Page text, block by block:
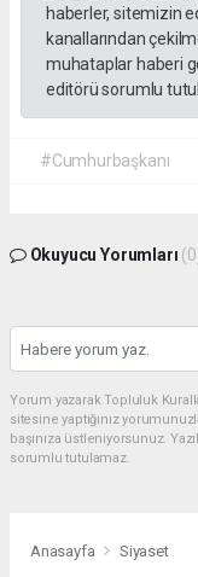
haberler, sitemizin
kanallarından
muhataplar haberi
editörü sorumlu
#Cumhurbaşkanı
Okuyucu Yorumları
Yorum yazarak Topluluk
sitesine yaptığınız
başınıza üstleniyorsunuz.
sorumlu tutulamaz.
Anasayfa Siyaset